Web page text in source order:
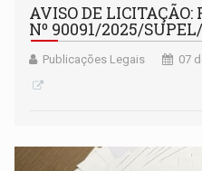
AVISO DE LICITAÇÃO:
Nº 90091/2025/
Publicações Legais 07